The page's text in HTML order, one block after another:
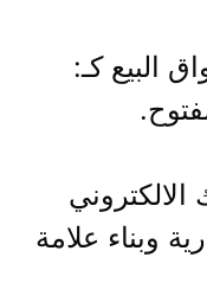
البيع كـ:
وبناء علامة